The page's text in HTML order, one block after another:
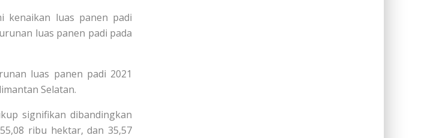
kenaikan luas panen padi
luas panen padi pada
luas panen padi 2021
Selatan.
signifikan dibandingkan
ribu hektar, dan 35,57